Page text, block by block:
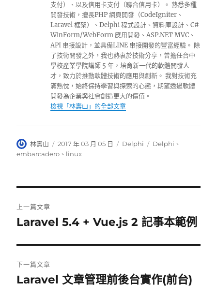
支付）、以及信用卡支付（聯合信用卡）。 熟悉多種
開發技術，擅長PHP 網頁開發（CodeIgniter、
Laravel 框架）、Delphi 程式設計、資料庫設計、C#
WinForm/WebForm 應用開發、ASP.NET MVC、
API 串接設計，並具備LINE 串接開發的豐富經驗。 除
了技術開發之外，我也熱衷於技術分享，曾擔任台中
學校產業學院講師 5 年，培育新一代的軟體開發人
才，致力於推動軟體技術的應用與創新。 我對技術充
滿熱忱，始終保持學習與探索的心態，期望透過軟體
開發為企業與社會創造更大的價值。
檢視「林壽山」的全部文章
作
者
林壽山
發
佈
2017 年 03 月 05 日
分
Delphi
標
Delphi 、
embarcadero 、 linux
章
覽
上一篇文章
上
篇
文
章:
Laravel 5.4 + Vue.js 2 記事本範例
下一篇文章
下
Laravel 文章管理前後台實作(前台)